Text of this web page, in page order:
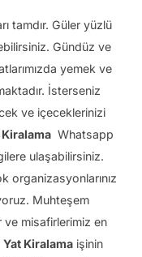
tamdır. Güler yüzlü
Gündüz ve
yemek ve
İsterseniz
ve içeceklerinizi
Whatsapp
ulaşabilirsiniz.
organizasyonlarınız
Muhteşem
ve misafirlerimiz en
Yat Kiralamaişinin